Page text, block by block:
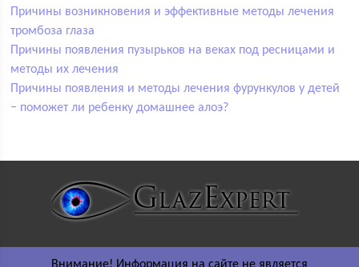
Причины возникновения и эффективные методы лечения
тромбоза глаза
Причины появления пузырьков на веках под ресницами и
методы их лечения
Причины появления и методы лечения фурункулов у детей
− поможет ли ребенку домашнее алоэ?
Внимание! Информация на сайте не является